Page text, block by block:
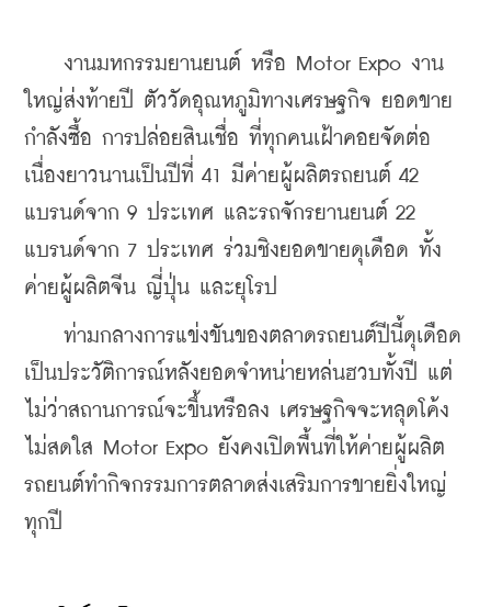
งานมหกรรมยานยนต์ หรือ Motor Expo งาน
ใหญ่ส่งท้ายปี ตัววัดอุณหภูมิทางเศรษฐกิจ ยอดขาย
กำลังซื้อ การปล่อยสินเชื่อ ที่ทุกคนเฝ้าคอยจัดต่อ
เนื่องยาวนานเป็นปีที่ 41 มีค่ายผู้ผลิตรถยนต์ 42
แบรนด์จาก 9 ประเทศ และรถจักรยานยนต์ 22
แบรนด์จาก 7 ประเทศ ร่วมชิงยอดขายดุเดือด ทั้ง
ค่ายผู้ผลิตจีน ญี่ปุ่น และยุโรป
ท่ามกลางการแข่งขันของตลาดรถยนต์ปีนี้ดุเดือด
เป็นประวัติการณ์หลังยอดจำหน่ายหล่นฮวบทั้งปี แต่
ไม่ว่าสถานการณ์จะขึ้นหรือลง เศรษฐกิจจะหลุดโค้ง
ไม่สดใส Motor Expo ยังคงเปิดพื้นที่ให้ค่ายผู้ผลิต
รถยนต์ทำกิจกรรมการตลาดส่งเสริมการขายยิ่งใหญ่
ทุกปี